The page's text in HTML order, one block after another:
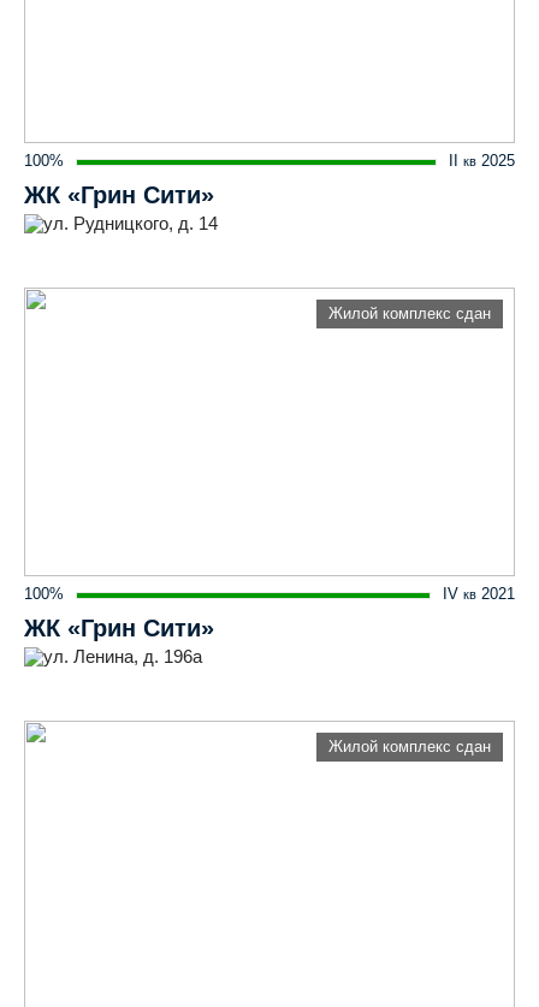
100% II кв 2025
ЖК «Грин Сити»
ул. Рудницкого, д. 14
Жилой комплекс сдан
100% IV кв 2021
ЖК «Грин Сити»
ул. Ленина, д. 196а
Жилой комплекс сдан